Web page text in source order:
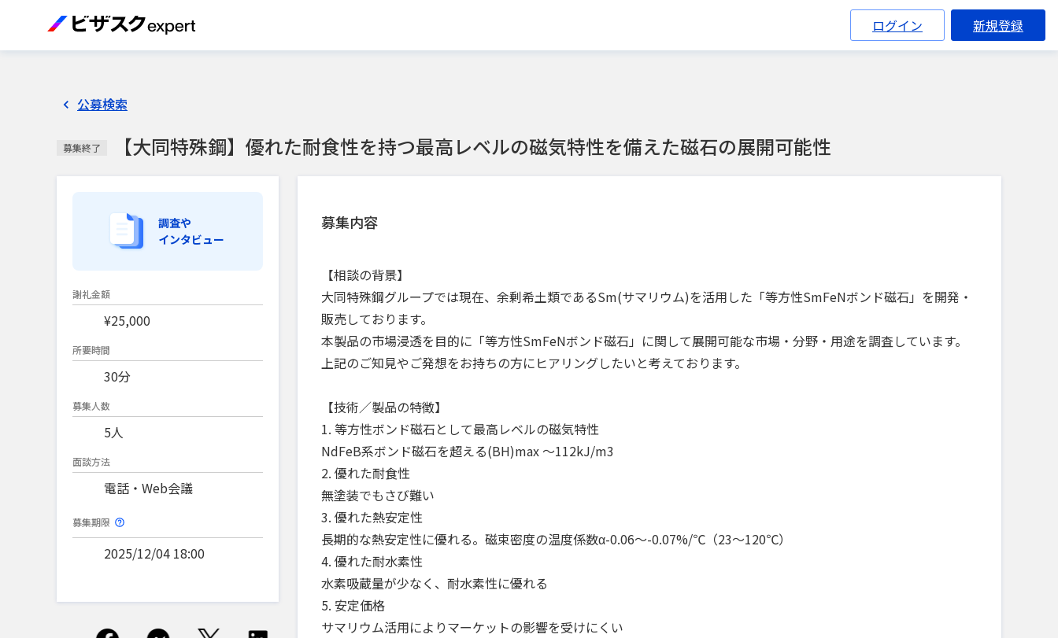
ログイン 新規登録
公募検索
募集終了 【大同特殊鋼】優れた耐食性を持つ最高レベルの磁気特性を備えた磁石の展開可能性
調査や
インタビュー
謝礼金額
¥25,000
所要時間
30分
募集人数
5人
面談方法
電話・Web会議
募集期限
2025/12/04 18:00
募集内容
【相談の背景】
大同特殊鋼グループでは現在、余剰希土類であるSm(サマリウム)を活用した「等方性SmFeNボンド磁石」を開発・
販売しております。
本製品の市場浸透を目的に「等方性SmFeNボンド磁石」に関して展開可能な市場・分野・用途を調査しています。
上記のご知見やご発想をお持ちの方にヒアリングしたいと考えております。
【技術／製品の特徴】
1. 等方性ボンド磁石として最高レベルの磁気特性
NdFeB系ボンド磁石を超える(BH)max ～112kJ/m3
2. 優れた耐食性
無塗装でもさび難い
3. 優れた熱安定性
長期的な熱安定性に優れる。磁束密度の温度係数α-0.06〜-0.07%/℃（23〜120℃）
4. 優れた耐水素性
水素吸蔵量が少なく、耐水素性に優れる
5. 安定価格
サマリウム活用によりマーケットの影響を受けにくい